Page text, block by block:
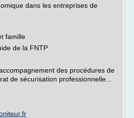
dans les entreprises de
famille
de la FNTP
des procédures de
de sécurisation professionnelle...